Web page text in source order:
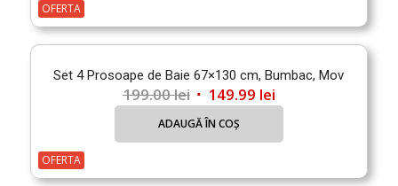
199.00 lei.
OFERTA
Set 4 Prosoape de Baie 67×130 cm, Bumbac, Mov
199.00lei Prețul
inițial
199.00 lei.
149.99 leiPrețul
curent
este:
ADAUGĂ ÎN COȘ
OFERTA